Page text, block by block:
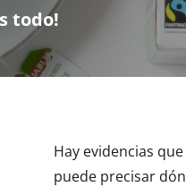
todo!
Hay evidencias
puede precisar